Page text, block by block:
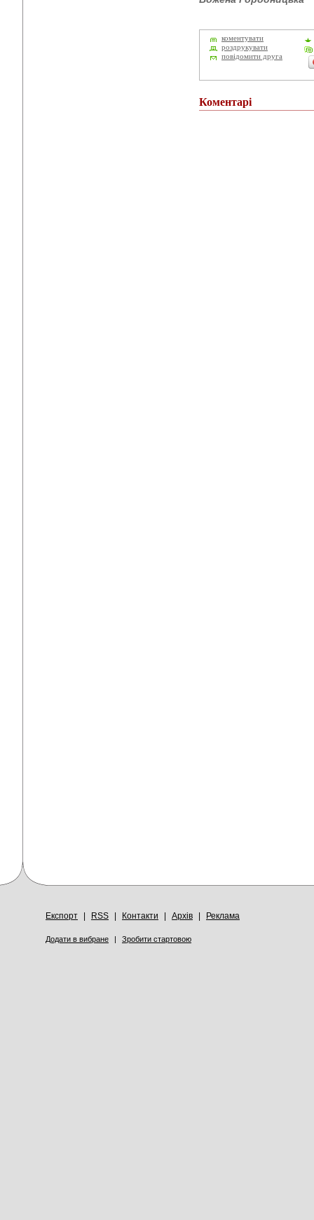
коментувати
роздрукувати
повідомити друга
Коментарі
Експорт RSS Контакти Архів Реклама
Додати в вибране | Зробити стартовою